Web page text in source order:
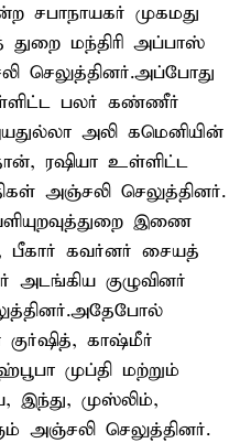
சபாநாயகர் முகமது
துறை மந்திரி அப்பாஸ்
செலுத்தினர்.அப்போது
பலர் கண்ணீர்
அலி கமெனியின்
ரஷியா உள்ளிட்ட
அஞ்சலி செலுத்தினர்.
இணை
பீகார் கவர்னர் சையத்
குழுவினர்
காஷ்மீர்
முப்தி மற்றும்
இந்து, முஸ்லிம்,
அஞ்சலி செலுத்தினர்.